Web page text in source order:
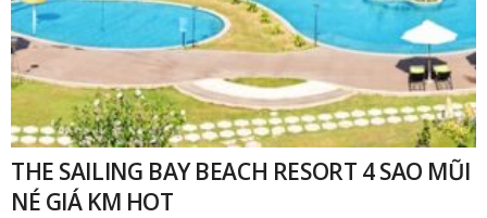
THE SAILING BAY BEACH RESORT 4 SAO MŨI
NÉ GIÁ KM HOT